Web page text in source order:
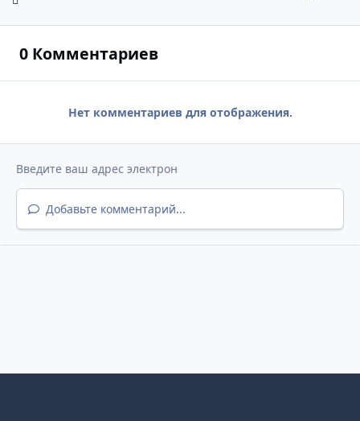
0 Комментариев
Нет комментариев для отображения.
Добавьте комментарий...